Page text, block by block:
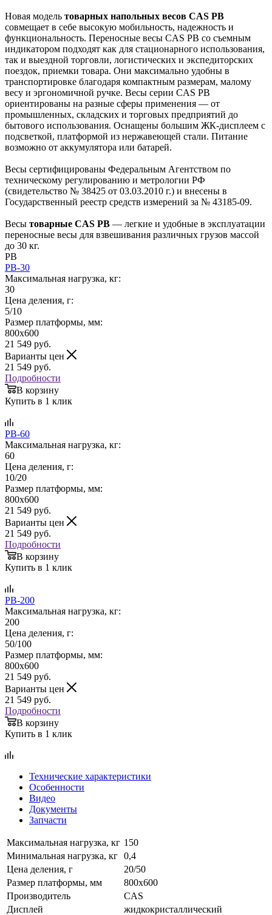
Новая модель товарных напольных весов CAS PB
совмещает в себе высокую мобильность, надежность и
функциональность. Переносные весы CAS PB со съемным
индикатором подходят как для стационарного использования,
так и выездной торговли, логистических и экспедиторских
поездок, приемки товара. Они максимально удобны в
транспортировке благодаря компактным размерам, малому
весу и эргономичной ручке. Весы серии CAS PB
ориентированы на разные сферы применения — от
промышленных, складских и торговых предприятий до
бытового использования. Оснащены большим ЖК-дисплеем с
подсветкой, платформой из нержавеющей стали. Питание
возможно от аккумулятора или батарей.
Весы сертифицированы Федеральным Агентством по
техническому регулированию и метрологии РФ
(свидетельство № 38425 от 03.03.2010 г.) и внесены в
Государственный реестр средств измерений за № 43185-09.
Весы товарные CAS PB — легкие и удобные в эксплуатации
переносные весы для взвешивания различных грузов массой
до 30 кг.
PB
PB-30
Максимальная нагрузка, кг:
30
Цена деления, г:
5/10
Размер платформы, мм:
800х600
21 549 руб.
Варианты цен
21 549 руб.
Подробности
В корзину
Купить в 1 клик
PB-60
Максимальная нагрузка, кг:
60
Цена деления, г:
10/20
Размер платформы, мм:
800х600
21 549 руб.
Варианты цен
21 549 руб.
Подробности
В корзину
Купить в 1 клик
PB-200
Максимальная нагрузка, кг:
200
Цена деления, г:
50/100
Размер платформы, мм:
800х600
21 549 руб.
Варианты цен
21 549 руб.
Подробности
В корзину
Купить в 1 клик
Технические характеристики
Особенности
Видео
Документы
Запчасти
Максимальная нагрузка, кг 150
Минимальная нагрузка, кг 0,4
Цена деления, г
20/50
Размер платформы, мм
800х600
Производитель
CAS
Дисплей
жидкокристаллический